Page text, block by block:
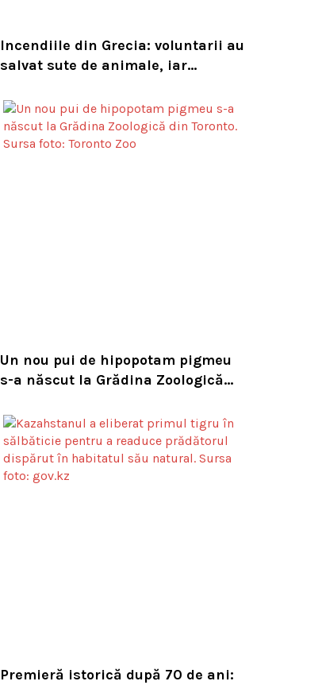
Incendiile din Grecia: voluntarii au
salvat sute de animale, iar
de intervenție
Un nou pui de hipopotam pigmeu
s-a născut la Grădina Zoologică
dispariție
Premieră istorică după 70 de ani: